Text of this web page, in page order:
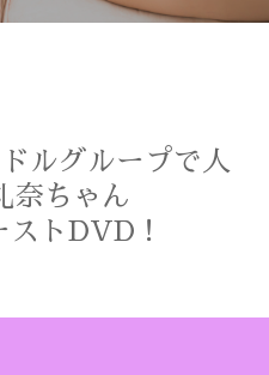
ルグループで人
奈ちゃん
トDVD！